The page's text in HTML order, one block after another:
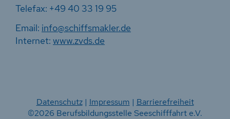
Telefax: +49 40 33 19 95
Email: info@schiffsmakler.de
Internet: www.zvds.de
Datenschutz| Impressum | Barrierefreiheit
©2026 Berufsbildungsstelle Seeschifffahrt e.V.